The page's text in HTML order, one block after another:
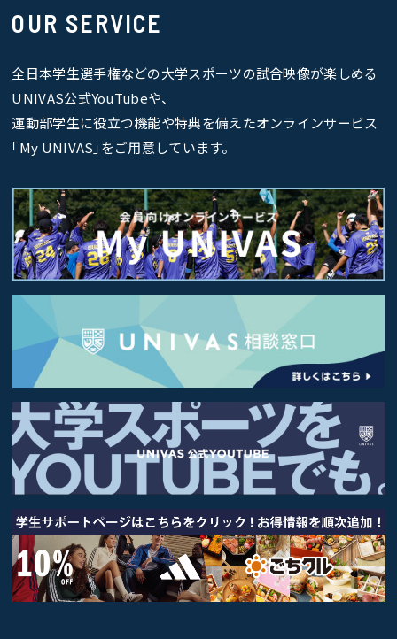
OUR SERVICE
全日本学生選手権などの大学スポーツの試合映像が楽しめる
UNIVAS公式YouTubeや、
運動部学生に役立つ機能や特典を備えたオンラインサービス
｢My UNIVAS｣をご用意しています。